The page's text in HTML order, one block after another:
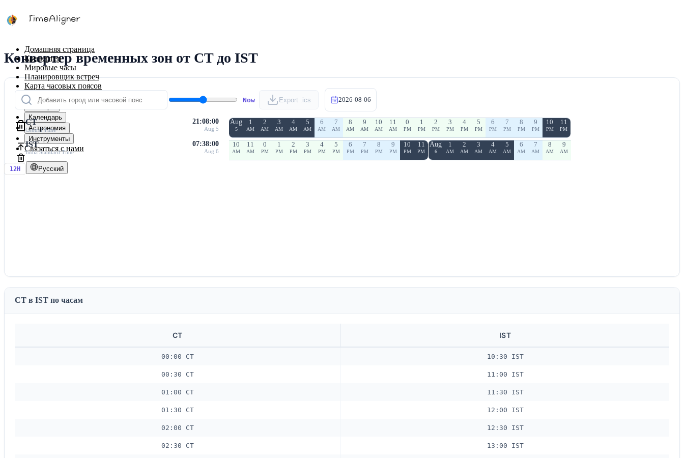
Домашняя страница
Конвертер
Мировые часы
Планировщик встреч
Карта часовых поясов
Калькуляторы
Таймеры
Календарь
Астрономия
Инструменты
Связаться с нами
12H Русский
Конвертер временных зон от CT до IST
Now Export .ics 2026-08-06
CT
Central Time
21:08:00
Aug 5
Aug
5
1
AM
2
AM
3
AM
4
AM
5
AM
6
AM
7
AM
8
AM
9
AM
10
AM
11
AM
0
PM
1
PM
2
PM
3
PM
4
PM
5
PM
6
PM
7
PM
8
PM
9
PM
10
PM
11
PM
IST
India Standard Time
07:38:00
Aug 6
10
AM
11
AM
0
PM
1
PM
2
PM
3
PM
4
PM
5
PM
6
PM
7
PM
8
PM
9
PM
10
PM
11
PM
Aug
6
1
AM
2
AM
3
AM
4
AM
5
AM
6
AM
7
AM
8
AM
9
AM
CT в IST по часам
CT IST
00:00 CT 10:30 IST
00:30 CT 11:00 IST
01:00 CT 11:30 IST
01:30 CT 12:00 IST
02:00 CT 12:30 IST
02:30 CT 13:00 IST